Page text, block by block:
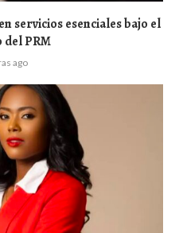
servicios esenciales bajo el
PRM
ago